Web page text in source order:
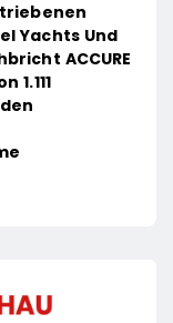
Yachts Und
ACCURE
1.111